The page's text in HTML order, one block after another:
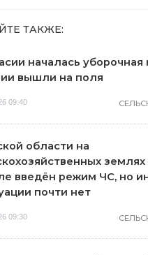
ТАКЖЕ:
началась уборочная
вышли на поля
09:40
области на
введён режим ЧС, но
почти нет
09:30